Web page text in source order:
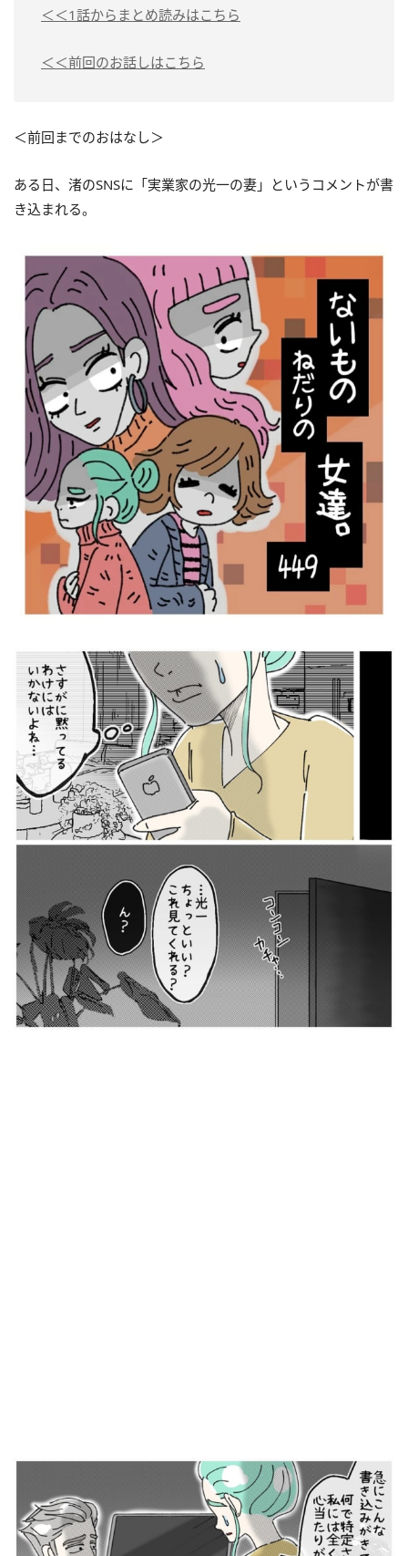
＜＜1話からまとめ読みはこちら
＜＜前回のお話しはこちら
＜前回までのおはなし＞
ある日、渚のSNSに「実業家の光一の妻」というコメントが書
き込まれる。